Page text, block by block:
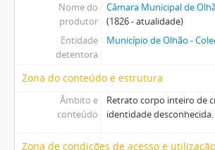
Nome do
produtor
Câmara Municipal de
(1826 - atualidade)
Entidade
detentora
Município de Olhão -
Zona do conteúdo e estrutura
Âmbito e
conteúdo
Retrato corpo inteiro de
identidade desconhecida.
Zona de condições de acesso e utilização